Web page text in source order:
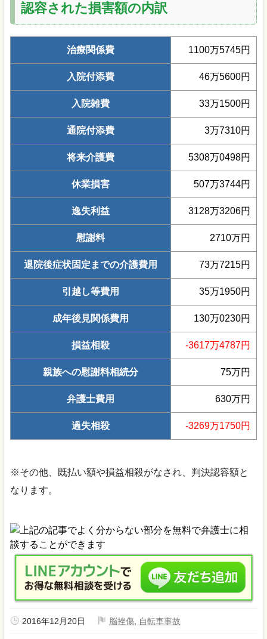
認容された損害額の内訳
治療関係費 1100万5745円
入院付添費 46万5600円
入院雑費 33万1500円
通院付添費 3万7310円
将来介護費 5308万0498円
休業損害 507万3744円
逸失利益 3128万3206円
慰謝料 2710万円
退院後症状固定までの介護費用 73万7215円
引越し等費用 35万1950円
成年後見関係費用 130万0230円
損益相殺 -3617万4787円
親族への慰謝料相続分 75万円
弁護士費用 630万円
過失相殺 -3269万1750円
※その他、既払い額や損益相殺がなされ、判決認容額と
なります。
2016年12月20日 脳挫傷, 自転車事故